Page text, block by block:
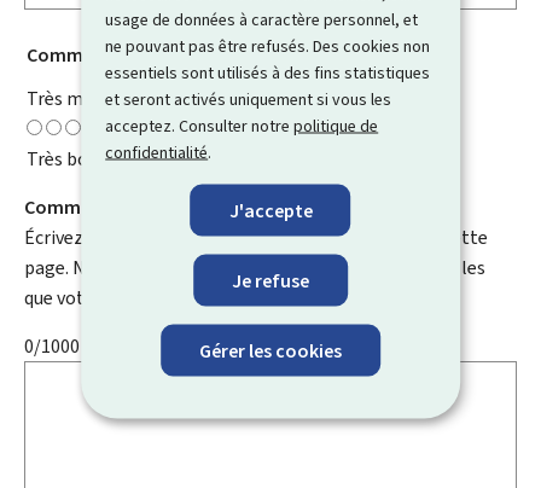
usage de données à caractère personnel, et
ne pouvant pas être refusés. Des cookies non
essentiels sont utilisés à des fins statistiques
et seront activés uniquement si vous les
acceptez. Consulter notrepolitique de
confidentialité.
J'accepte
Je refuse
Gérer les cookies
Comment évaluez-vous cette page ? *
Très mauvaise
Très bonne
Comment pouvons-nous l'améliorer ?
Écrivez un commentaire et aidez-nous à améliorer cette
page. N'indiquez pas d'informations personnelles telles
que votre e-mail, nom, numéro de téléphone, etc.
0/1000